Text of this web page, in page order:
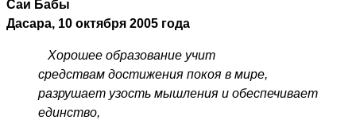
Саи Бабы
Дасара, 10 октября 2005 года
Хорошее образование учит
средствам достижения покоя в мире,
разрушает узость мышления и обеспечивает
единство,